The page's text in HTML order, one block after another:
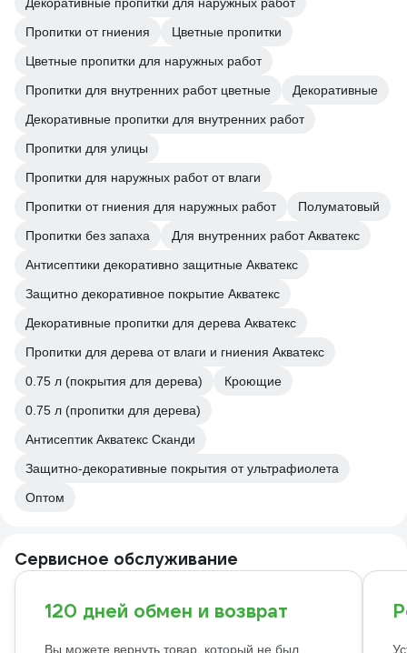
Пропитки от гниения
Цветные пропитки
Цветные пропитки для наружных работ
Пропитки для внутренних работ цветные
Декоративные
Декоративные пропитки для внутренних работ
Пропитки для улицы
Пропитки для наружных работ от влаги
Пропитки от гниения для наружных работ
Полуматовый
Пропитки без запаха
Для внутренних работ Акватекс
Антисептики декоративно защитные Акватекс
Защитно декоративное покрытие Акватекс
Декоративные пропитки для дерева Акватекс
Пропитки для дерева от влаги и гниения Акватекс
0.75 л (покрытия для дерева)
Кроющие
0.75 л (пропитки для дерева)
Антисептик Акватекс Сканди
Защитно-декоративные покрытия от ультрафиолета
Оптом
Сервисное обслуживание
120 дней обмен и возврат
Вы можете вернуть товар, который не был